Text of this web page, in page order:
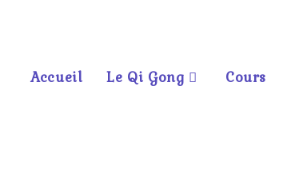
Accueil Le Qi Gong Cours